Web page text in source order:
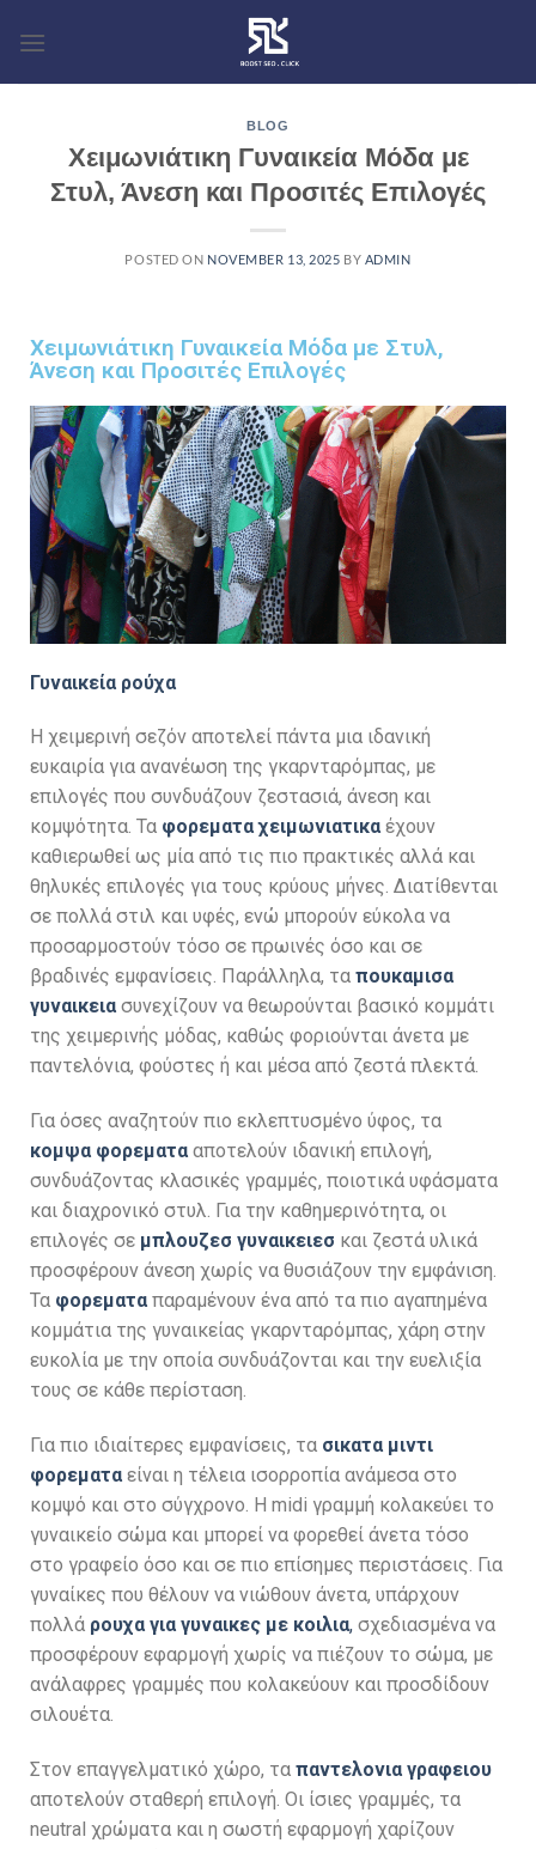
BLOG
Χειμωνιάτικη Γυναικεία Μόδα με
Στυλ, Άνεση και Προσιτές Επιλογές
POSTED ON NOVEMBER 13, 2025 BY ADMIN
Χειμωνιάτικη Γυναικεία Μόδα με Στυλ,
Άνεση και Προσιτές Επιλογές
Γυναικεία ρούχα
Η χειμερινή σεζόν αποτελεί πάντα μια ιδανική
ευκαιρία για ανανέωση της γκαρνταρόμπας, με
επιλογές που συνδυάζουν ζεστασιά, άνεση και
κομψότητα. Τα φορεματα χειμωνιατικαέχουν
καθιερωθεί ως μία από τις πιο πρακτικές αλλά και
θηλυκές επιλογές για τους κρύους μήνες. Διατίθενται
σε πολλά στιλ και υφές, ενώ μπορούν εύκολα να
προσαρμοστούν τόσο σε πρωινές όσο και σε
βραδινές εμφανίσεις. Παράλληλα, τα πουκαμισα
γυναικειασυνεχίζουν να θεωρούνται βασικό κομμάτι
της χειμερινής μόδας, καθώς φοριούνται άνετα με
παντελόνια, φούστες ή και μέσα από ζεστά πλεκτά.
Για όσες αναζητούν πιο εκλεπτυσμένο ύφος, τα
κομψα φορεματααποτελούν ιδανική επιλογή,
συνδυάζοντας κλασικές γραμμές, ποιοτικά υφάσματα
και διαχρονικό στυλ. Για την καθημερινότητα, οι
επιλογές σε μπλουζεσ γυναικειεσ και ζεστά υλικά
προσφέρουν άνεση χωρίς να θυσιάζουν την εμφάνιση.
Τα φορεματα παραμένουν ένα από τα πιο αγαπημένα
κομμάτια της γυναικείας γκαρνταρόμπας, χάρη στην
ευκολία με την οποία συνδυάζονται και την ευελιξία
τους σε κάθε περίσταση.
Για πιο ιδιαίτερες εμφανίσεις, τα σικατα μιντι
φορεματαείναι η τέλεια ισορροπία ανάμεσα στο
κομψό και στο σύγχρονο. Η midi γραμμή κολακεύει το
γυναικείο σώμα και μπορεί να φορεθεί άνετα τόσο
στο γραφείο όσο και σε πιο επίσημες περιστάσεις. Για
γυναίκες που θέλουν να νιώθουν άνετα, υπάρχουν
πολλά ρουχα για γυναικες με κοιλια, σχεδιασμένα να
προσφέρουν εφαρμογή χωρίς να πιέζουν το σώμα, με
ανάλαφρες γραμμές που κολακεύουν και προσδίδουν
σιλουέτα.
Στον επαγγελματικό χώρο, τα παντελονια γραφειου
αποτελούν σταθερή επιλογή. Οι ίσιες γραμμές, τα
neutral χρώματα και η σωστή εφαρμογή χαρίζουν